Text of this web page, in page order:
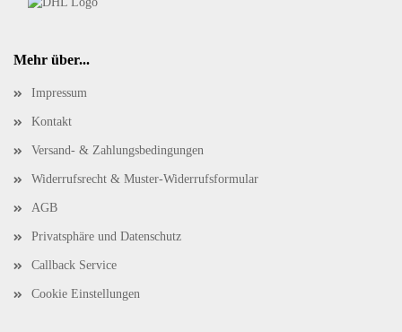
Mehr über...
Impressum
Kontakt
Versand- & Zahlungsbedingungen
Widerrufsrecht & Muster-Widerrufsformular
AGB
Privatsphäre und Datenschutz
Callback Service
Cookie Einstellungen